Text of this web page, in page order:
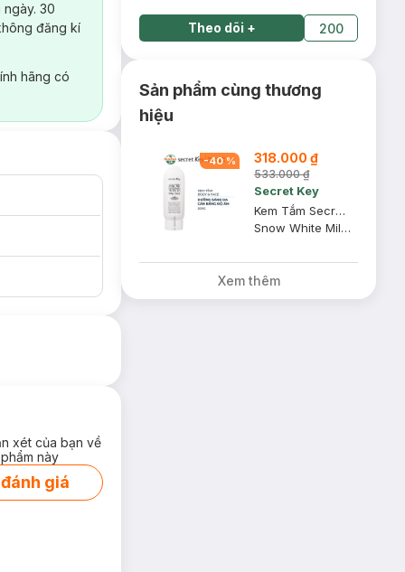
30
đăng kí
hãng có
xét của bạn về
này
giá
Theo dõi + 200
Sản phẩm cùng thương
hiệu
-40% 318.000 ₫
533.000 ₫
Secret Key
Kem Tắm Secret Key Dưỡng Sáng Da Mặt Và Cơ Thể 200g
Snow White Milky Pack
Xem thêm